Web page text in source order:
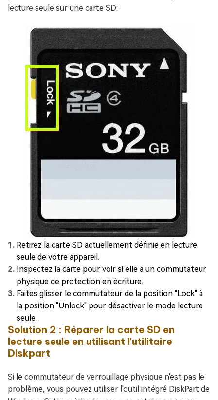
lecture seule sur une carte SD:
Retirez la carte SD actuellement définie en lecture
seule de votre appareil.
Inspectez la carte pour voir si elle a un commutateur
physique de protection en écriture.
Faites glisser le commutateur de la position "Lock" à
la position "Unlock" pour désactiver le mode lecture
seule.
Solution 2 : Réparer la carte SD en
lecture seule en utilisant l'utilitaire
Diskpart
Si le commutateur de verrouillage physique n'est pas le
problème, vous pouvez utiliser l'outil intégré DiskPart de